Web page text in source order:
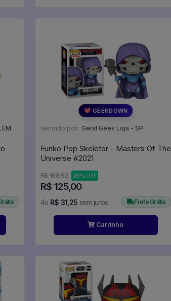
- SC
💖 GEEKDOWN
Vendido por: Geral Geek Loja - SP
Funko Pop Skeletor - Masters Of The
Universe #2021
R$ 168,92 26% OFF
R$ 125,00
4x R$ 31,25 sem juros Frete Grátis
Carrinho